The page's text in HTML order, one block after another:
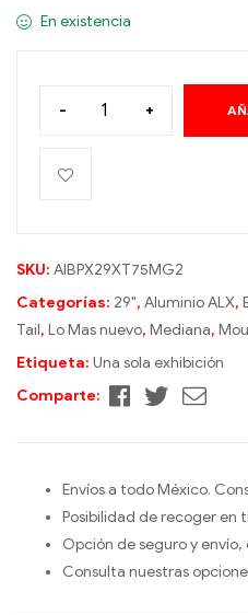
En existencia
- +
a
t
i
v
SKU: AIBPX29XT75MG2
Categorías: 29", Aluminio ALX,
Tail, Lo Mas nuevo, Mediana,
Etiqueta: Una sola exhibición
Comparte:
Facebook
TwitterCorreo
Envíos a todo México.
Posibilidad de recoger en
Opción de seguro y envío,
Consulta nuestras